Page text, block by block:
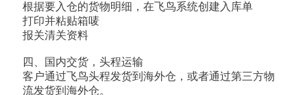
根据要入仓的货物明细，在飞鸟系统创建入库单
打印并粘贴箱唛
报关清关资料
四、国内交货，头程运输
客户通过飞鸟头程发货到海外仓，或者通过第三方物
流发货到海外仓。